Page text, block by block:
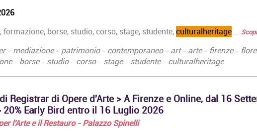
formazione, borse, studio, corso, stage, studente,culturalheritage …
- mediazione- patrimonio- contemporaneo- art- arte- firenze-
- borse- studio- corso- stage- studente- culturalheritage
Registrar di Opere d'Arte > A Firenze e Online, dal 16
20% Early Bird entro il 16 Luglio 2026
l'Arte e il Restauro - Palazzo Spinelli
di
Master di Primo Livello
in Architettura e Design
i "Foundation Courses":
…
Master di
Public
di